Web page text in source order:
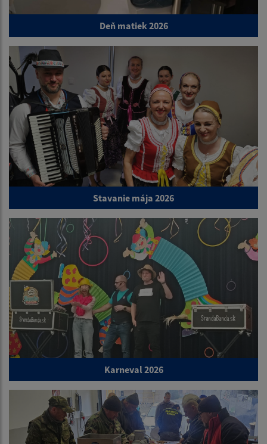
Deň matiek 2026
Stavanie mája 2026
Karneval 2026